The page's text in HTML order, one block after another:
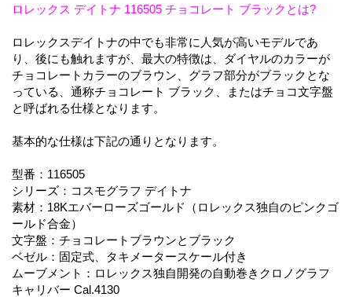
ロレックス デイトナ 116505 チョコレート ブラックとは?
ロレックスデイトナの中でも非常に人気が高いモデルであ
り、後にも触れますが、最大の特徴は、ダイヤルのカラーが
チョコレートカラーのブラウン、グラフ部分がブラックとな
っている、通称チョコレート ブラック、またはチョコ文字盤
と呼ばれる仕様となります。
基本的な仕様は下記の通りとなります。
型番：116505
シリーズ：コスモグラフ デイトナ
素材：18Kエバーローズゴールド（ロレックス独自のピンクゴ
ールド合金）
文字盤：チョコレートブラウンとブラック
ベゼル：固定式、タキメータースケール付き
ムーブメント：ロレックス独自開発の自動巻きクロノグラフ
キャリバー Cal.4130